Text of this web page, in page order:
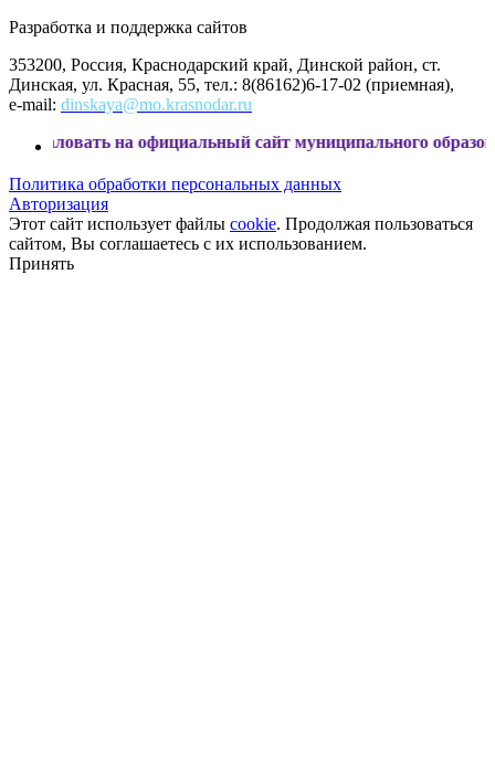
Разработка и поддержка сайтов
353200, Россия, Краснодарский край, Динской район, ст.
Динская, ул. Красная, 55, тел.: 8(86162)6-17-02 (приемная),
e-mail: dinskaya@mo.krasnodar.ru
на официальный сайт муниципального образования
Политика обработки персональных данных
Авторизация
Этот сайт использует файлы cookie. Продолжая пользоваться
сайтом, Вы соглашаетесь с их использованием.
Принять